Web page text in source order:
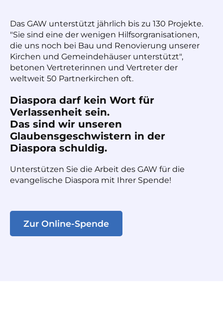
Das GAW unterstützt jährlich bis zu 130 Projekte.
"Sie sind eine der wenigen Hilfsorgranisationen,
die uns noch bei Bau und Renovierung unserer
Kirchen und Gemeindehäuser unterstützt",
betonen Vertreterinnen und Vertreter der
weltweit 50 Partnerkirchen oft.
Diaspora darf kein Wort für
Verlassenheit sein.
Das sind wir unseren
Glaubensgeschwistern in der
Diaspora schuldig.
Unterstützen Sie die Arbeit des GAW für die
evangelische Diaspora mit Ihrer Spende!
Zur Online-Spende